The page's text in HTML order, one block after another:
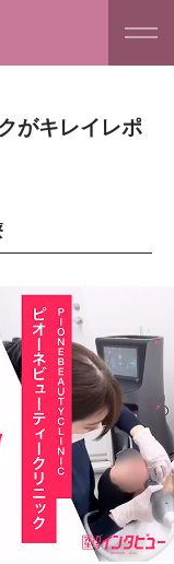
がキレイレポ